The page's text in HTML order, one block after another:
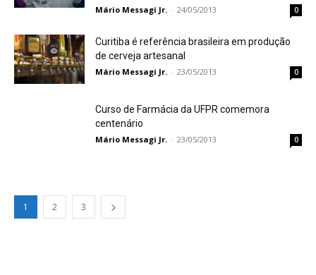
Mário Messagi Jr. - 24/05/2013 0
Curitiba é referência brasileira em produção
de cerveja artesanal
Mário Messagi Jr. - 23/05/2013 0
Curso de Farmácia da UFPR comemora
centenário
Mário Messagi Jr. - 23/05/2013 0
1 2 3